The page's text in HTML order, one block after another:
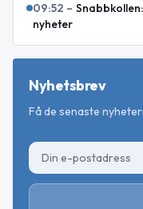
09:52 –
nyheter
Nyhetsbrev
Få de senaste